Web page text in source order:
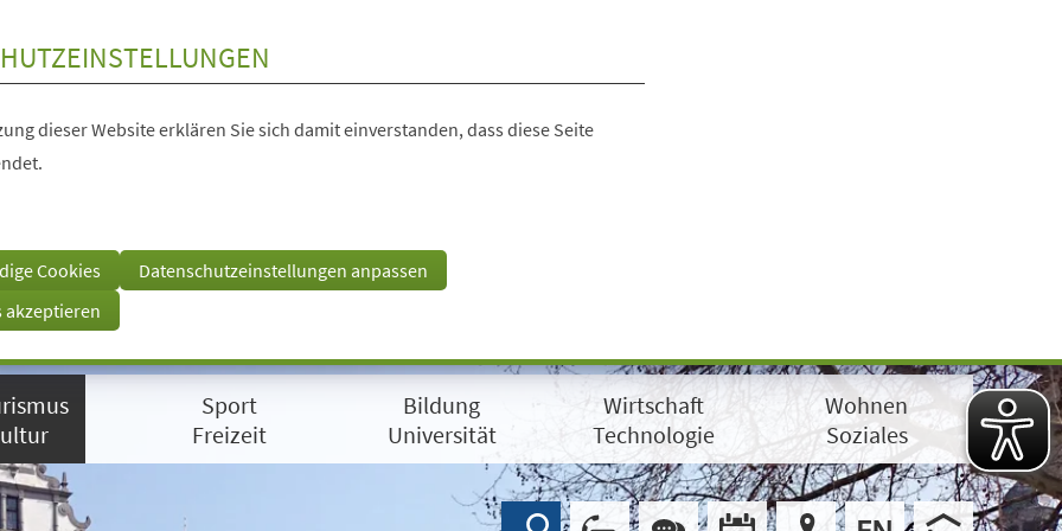
dieser Website erklären Sie sich damit einverstanden, dass diese Seite
Cookies
Datenschutzeinstellungen anpassen
akzeptieren
Sport
Freizeit
Bildung
Universität
Wirtschaft
Technologie
Wohnen
Soziales